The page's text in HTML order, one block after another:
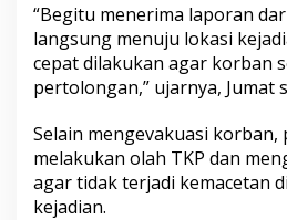
“Begitu menerima laporan
langsung menuju lokasi
cepat dilakukan agar korban
pertolongan,” ujarnya, Jumat
Selain mengevakuasi korban,
melakukan olah TKP dan
agar tidak terjadi kemacetan
kejadian.